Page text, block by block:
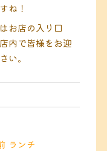
ね！
お店の入り口
内で皆様をお迎
い。
ランチ